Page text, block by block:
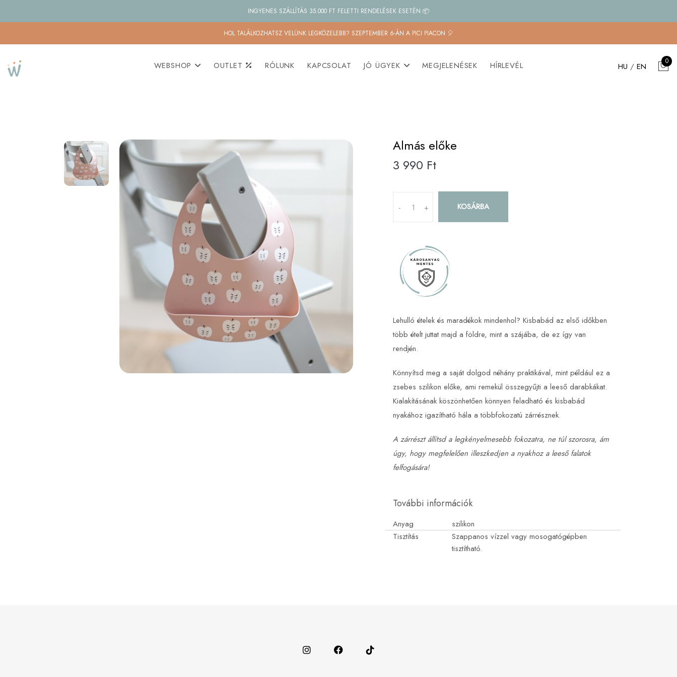
INGYENES SZÁLLÍTÁS 35.000 FT FELETTI RENDELÉSEK ESETÉN 📦
HOL TALÁLKOZHATSZ VELÜNK LEGKÖZELEBB? SZEPTEMBER 6-ÁN A PICI PIACON 🎈
WEBSHOP OUTLET RÓLUNK KAPCSOLAT JÓ ÜGYEK MEGJELENÉSEK HÍRLEVÉL HU / EN 0
Almás előke
3 990 Ft
- + KOSÁRBA
Lehulló ételek és maradékok mindenhol? Kisbabád az első időkben
több ételt juttat majd a földre, mint a szájába, de ez így van
rendjén.
Könnyítsd meg a saját dolgod néhány praktikával, mint például ez a
zsebes szilikon előke, ami remekül összegyűjti a leeső darabkákat.
Kialakításának köszönhetően könnyen feladható és kisbabád
nyakához igazítható hála a többfokozatú zárrésznek.
A zárrészt állítsd a legkényelmesebb fokozatra, ne túl szorosra, ám
úgy, hogy megfelelően illeszkedjen a nyakhoz a leeső falatok
felfogására!
További információk
Anyag
szilikon
Tisztítás
Szappanos vízzel vagy mosogatógépben
tisztítható.